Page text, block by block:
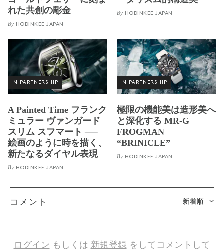
れた共創の彫金
By HODINKEE JAPAN
By HODINKEE JAPAN
IN PARTNERSHIP
A Painted Time フランク
ミュラー ヴァンガード
スリム スフマート ──
絵画のように時を描く、
新たなるダイヤル表現
By HODINKEE JAPAN
IN PARTNERSHIP
極限の機能美は造形美へ
と深化する MR-G
FROGMAN
“BRINICLE”
By HODINKEE JAPAN
新着順
コメント
ログイン もしくは 新規登録をしてコメントして